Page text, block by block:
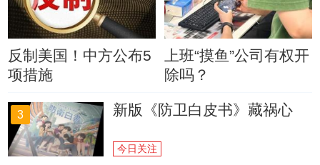
反制美国！中方公布5
项措施
上班“摸鱼”公司有权开
除吗？
3 新版《防卫白皮书》藏祸心
今日关注